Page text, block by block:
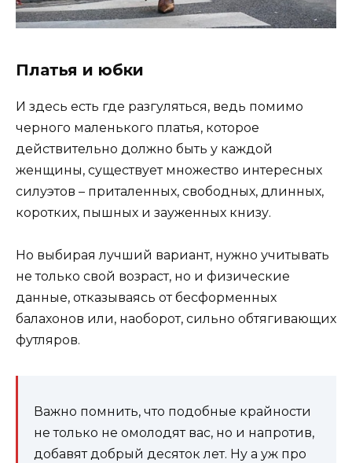
Платья и юбки
И здесь есть где разгуляться, ведь помимо
черного маленького платья, которое
действительно должно быть у каждой
женщины, существует множество интересных
силуэтов – приталенных, свободных, длинных,
коротких, пышных и зауженных книзу.
Но выбирая лучший вариант, нужно учитывать
не только свой возраст, но и физические
данные, отказываясь от бесформенных
балахонов или, наоборот, сильно обтягивающих
футляров.
Важно помнить, что подобные крайности
не только не омолодят вас, но и напротив,
добавят добрый десяток лет. Ну а уж про